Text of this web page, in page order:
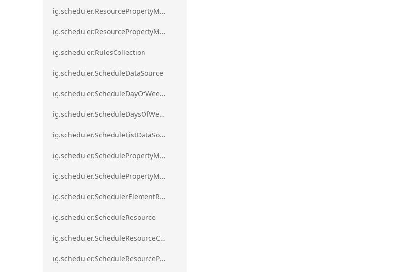
ig.scheduler.ResourcePropertyMapping
ig.scheduler.ResourcePropertyMappingsCollection
ig.scheduler.RulesCollection
ig.scheduler.ScheduleDataSource
ig.scheduler.ScheduleDayOfWeekSettings
ig.scheduler.ScheduleDaysOfWeekSettings
ig.scheduler.ScheduleListDataSource
ig.scheduler.SchedulePropertyMapping
ig.scheduler.SchedulePropertyMappingsCollection`1
ig.scheduler.SchedulerElementRole
ig.scheduler.ScheduleResource
ig.scheduler.ScheduleResourceColorScheme
ig.scheduler.ScheduleResourceProperty